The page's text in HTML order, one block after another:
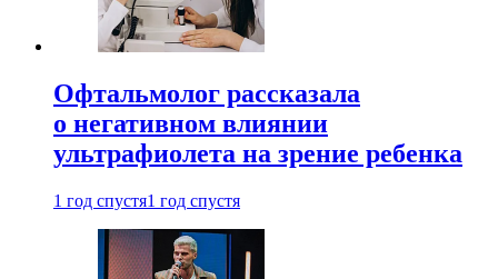
Офтальмолог рассказала
о негативном влиянии
ультрафиолета на зрение ребенка
1 год спустя1 год спустя